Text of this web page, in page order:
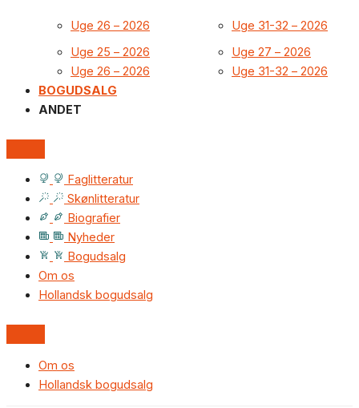
Uge 26 – 2026
Uge 31-32 – 2026
Uge 25 – 2026
Uge 26 – 2026
Uge 27 – 2026
Uge 31-32 – 2026
BOGUDSALG
ANDET
Faglitteratur
Skønlitteratur
Biografier
Nyheder
Bogudsalg
Om os
Hollandsk bogudsalg
Om os
Hollandsk bogudsalg